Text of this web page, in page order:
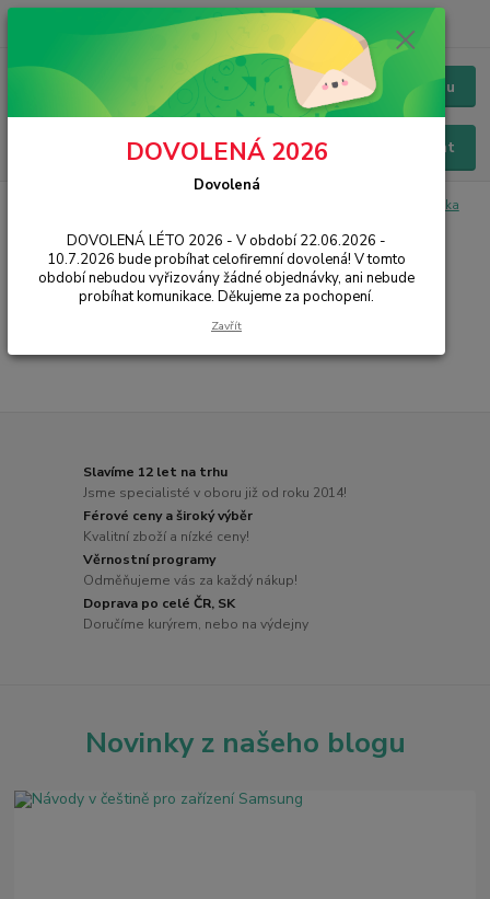
Menu
Hledat
Chat / Online podpora - 24/7
Drátové sluchátka
USB-C
Slavíme 12 let na trhu
Jsme specialisté v oboru již od roku 2014!
Férové ceny a široký výběr
Kvalitní zboží a nízké ceny!
Věrnostní programy
Odměňujeme vás za každý nákup!
Doprava po celé ČR, SK
Doručíme kurýrem, nebo na výdejny
Novinky z našeho blogu
DOVOLENÁ 2026
Dovolená
DOVOLENÁ LÉTO 2026 - V období 22.06.2026 -
10.7.2026 bude probíhat celofiremní dovolená! V tomto
období nebudou vyřizovány žádné objednávky, ani nebude
probíhat komunikace. Děkujeme za pochopení.
Zavřít